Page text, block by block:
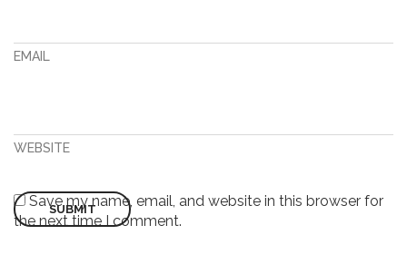
EMAIL
WEBSITE
Save my name, email, and website in this browser for
the next time I comment.